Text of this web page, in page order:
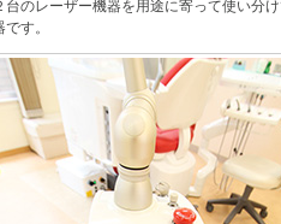
台のレーザー機器を用途に寄って使い分
です。